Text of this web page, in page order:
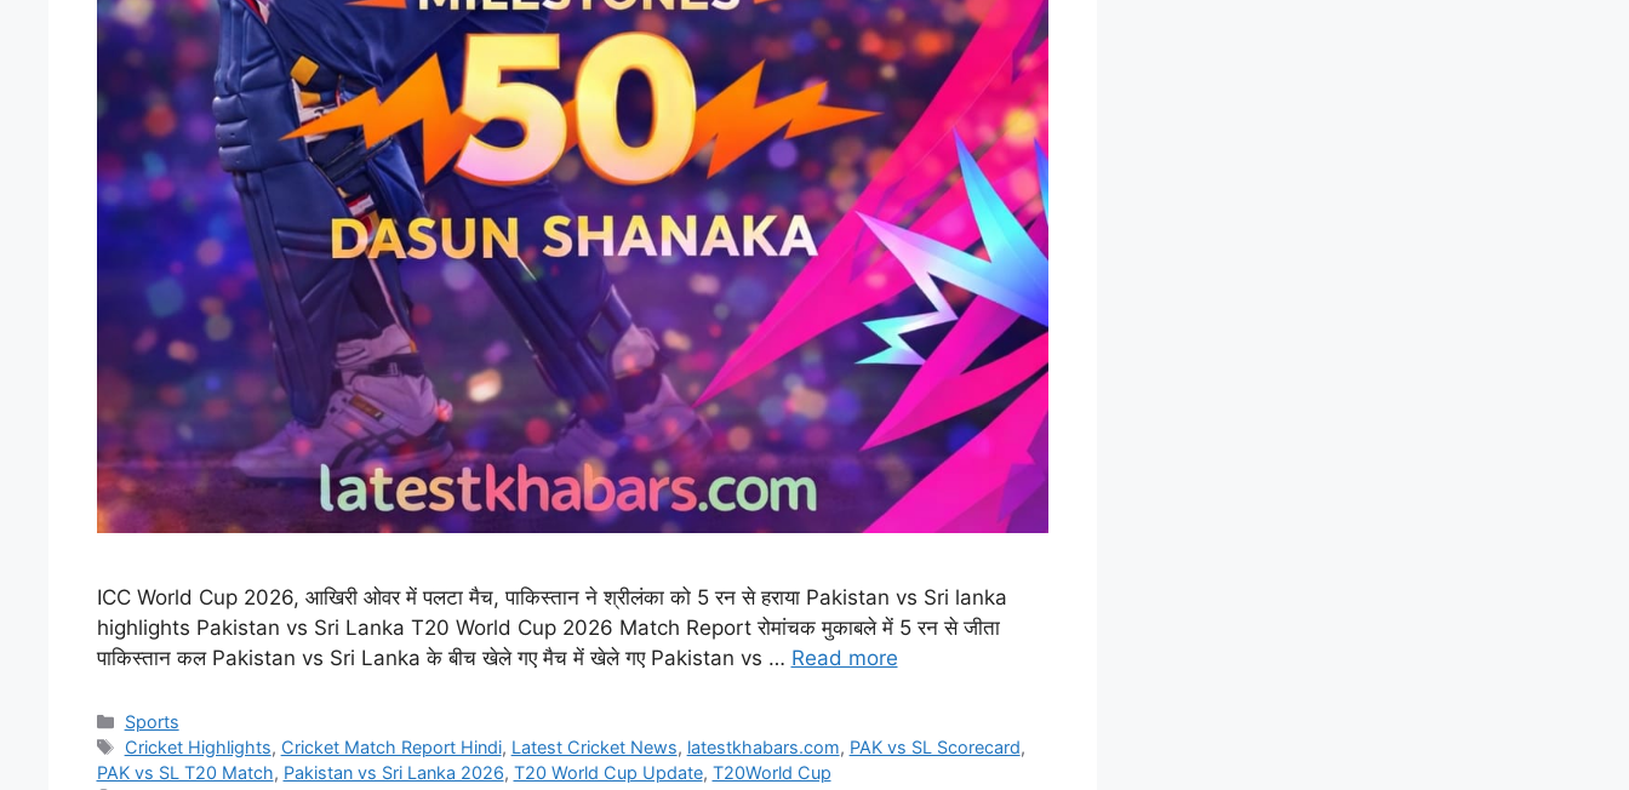
ICC World Cup 2026, आखिरी ओवर में पलटा मैच, पाकिस्तान ने श्रीलंका को 5 रन से हराया Pakistan vs Sri lanka
highlights Pakistan vs Sri Lanka T20 World Cup 2026 Match Report रोमांचक मुकाबले में 5 रन से जीता
पाकिस्तान कल Pakistan vs Sri Lanka के बीच खेले गए मैच में खेले गए Pakistan vs … Read more
Categories
Sports
Tags
Cricket Highlights, Cricket Match Report Hindi, Latest Cricket News, latestkhabars.com, PAK vs SL Scorecard,
PAK vs SL T20 Match, Pakistan vs Sri Lanka 2026, T20 World Cup Update, T20World Cup